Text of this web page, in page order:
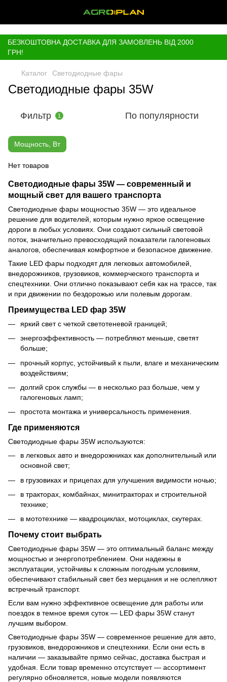
БЕЗКОШТОВНА ДОСТАВКА ДЛЯ ЗАМОВЛЕНЬ ВІД 2000
ГРН!
Каталог Светодиодные фары
Светодиодные фары 35W
Фильтр 1 По популярности
Мощность, Вт
Нет товаров
Светодиодные фары 35W — современный и
мощный свет для вашего транспорта
Светодиодные фары мощностью 35W — это идеальное
решение для водителей, которым нужно яркое освещение
дороги в любых условиях. Они создают сильный световой
поток, значительно превосходящий показатели галогеновых
аналогов, обеспечивая комфортное и безопасное движение.
Такие LED фары подходят для легковых автомобилей,
внедорожников, грузовиков, коммерческого транспорта и
спецтехники. Они отлично показывают себя как на трассе, так
и при движении по бездорожью или полевым дорогам.
Преимущества LED фар 35W
яркий свет с четкой светотеневой границей;
энергоэффективность — потребляют меньше, светят
больше;
прочный корпус, устойчивый к пыли, влаге и механическим
воздействиям;
долгий срок службы — в несколько раз больше, чем у
галогеновых ламп;
простота монтажа и универсальность применения.
Где применяются
Светодиодные фары 35W используются:
в легковых авто и внедорожниках как дополнительный или
основной свет;
в грузовиках и прицепах для улучшения видимости ночью;
в тракторах, комбайнах, минитракторах и строительной
технике;
в мототехнике — квадроциклах, мотоциклах, скутерах.
Почему стоит выбрать
Светодиодные фары 35W — это оптимальный баланс между
мощностью и энергопотреблением. Они надежны в
эксплуатации, устойчивы к сложным погодным условиям,
обеспечивают стабильный свет без мерцания и не ослепляют
встречный транспорт.
Если вам нужно эффективное освещение для работы или
поездок в темное время суток — LED фары 35W станут
лучшим выбором.
Светодиодные фары 35W — современное решение для авто,
грузовиков, внедорожников и спецтехники. Если они есть в
наличии — заказывайте прямо сейчас, доставка быстрая и
удобная. Если товар временно отсутствует — ассортимент
регулярно обновляется, новые модели появляются